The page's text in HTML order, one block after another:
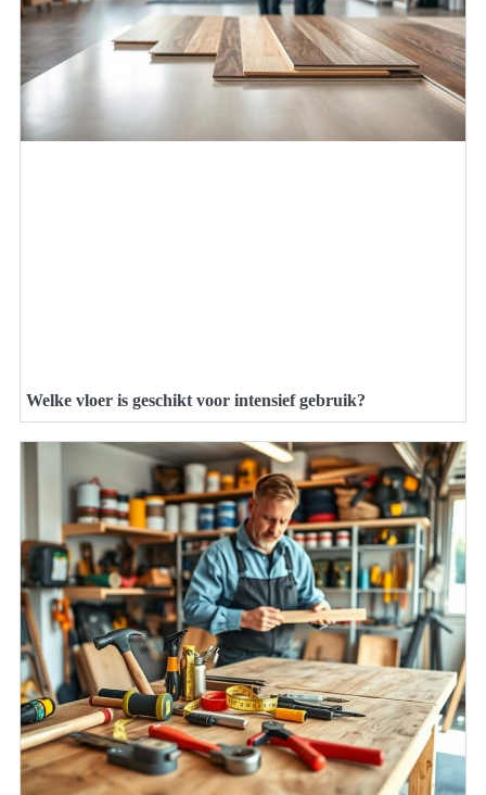
Welke vloer is geschikt voor intensief gebruik?